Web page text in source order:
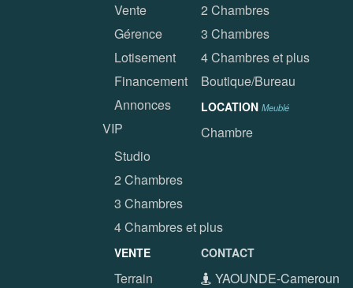
Vente
Gérence
Lotisement
Financement
Annonces
VIP
2 Chambres
3 Chambres
4 Chambres et plus
Boutique/Bureau
LOCATION Meublé
Chambre
Studio
2 Chambres
3 Chambres
4 Chambres et plus
VENTE
Terrain
CONTACT
YAOUNDE-Cameroun